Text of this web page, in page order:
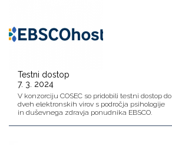
Testni dostop
7. 3. 2024
V konzorciju COSEC so pridobili testni dostop do
dveh elektronskih virov s področja psihologije
in duševnega zdravja ponudnika EBSCO.